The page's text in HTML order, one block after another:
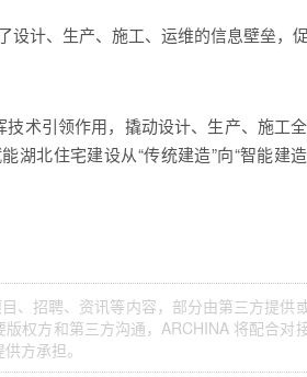
设计、生产、施工、运维的信息壁垒，
术引领作用，撬动设计、生产、施工
湖北住宅建设从“传统建造”向“智能
、招聘、资讯等内容，部分由第三方提供
权方和第三方沟通，ARCHINA 将配合对
方承担。